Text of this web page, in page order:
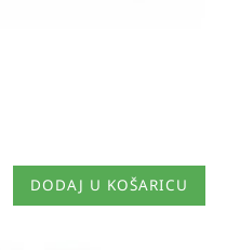
DODAJ U KOŠARICU